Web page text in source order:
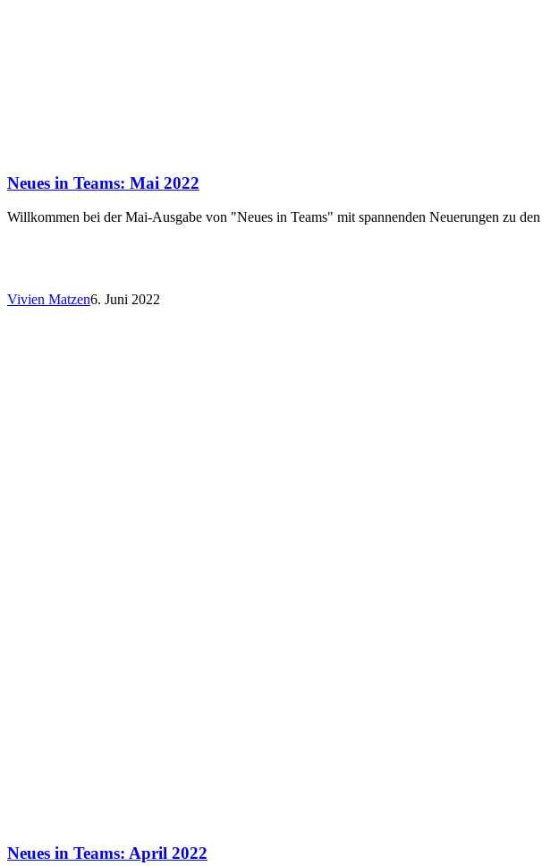
Neues in Teams: Mai 2022
Willkommen bei der Mai-Ausgabe von "Neues in Teams" mit spannenden Neuerungen zu
Vivien Matzen6. Juni 2022
Neues in Teams: April 2022